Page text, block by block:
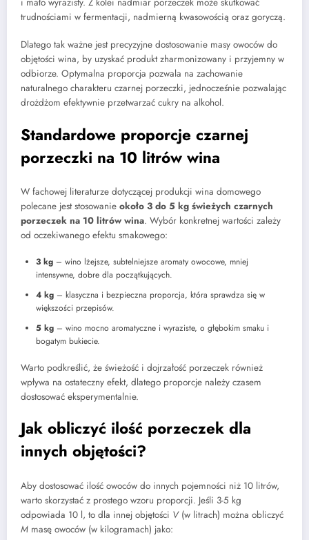
trudnościami w fermentacji, nadmierną kwasowością oraz goryczą.
Dlatego tak ważne jest precyzyjne dostosowanie masy owoców do
objętości wina, by uzyskać produkt zharmonizowany i przyjemny w
odbiorze. Optymalna proporcja pozwala na zachowanie
naturalnego charakteru czarnej porzeczki, jednocześnie pozwalając
drożdżom efektywnie przetwarzać cukry na alkohol.
Standardowe proporcje czarnej
porzeczki na 10 litrów wina
W fachowej literaturze dotyczącej produkcji wina domowego
polecane jest stosowanie około 3 do 5 kg świeżych czarnych
porzeczek na 10 litrów wina. Wybór konkretnej wartości zależy
od oczekiwanego efektu smakowego:
3 kg – wino lżejsze, subtelniejsze aromaty owocowe, mniej
intensywne, dobre dla początkujących.
4 kg – klasyczna i bezpieczna proporcja, która sprawdza się w
większości przepisów.
5 kg – wino mocno aromatyczne i wyraziste, o głębokim smaku i
bogatym bukiecie.
Warto podkreślić, że świeżość i dojrzałość porzeczek również
wpływa na ostateczny efekt, dlatego proporcje należy czasem
dostosować eksperymentalnie.
Jak obliczyć ilość porzeczek dla
innych objętości?
Aby dostosować ilość owoców do innych pojemności niż 10 litrów,
warto skorzystać z prostego wzoru proporcji. Jeśli 3-5 kg
odpowiada 10 l, to dla innej objętości V(w litrach) można obliczyć
M masę owoców (w kilogramach) jako: